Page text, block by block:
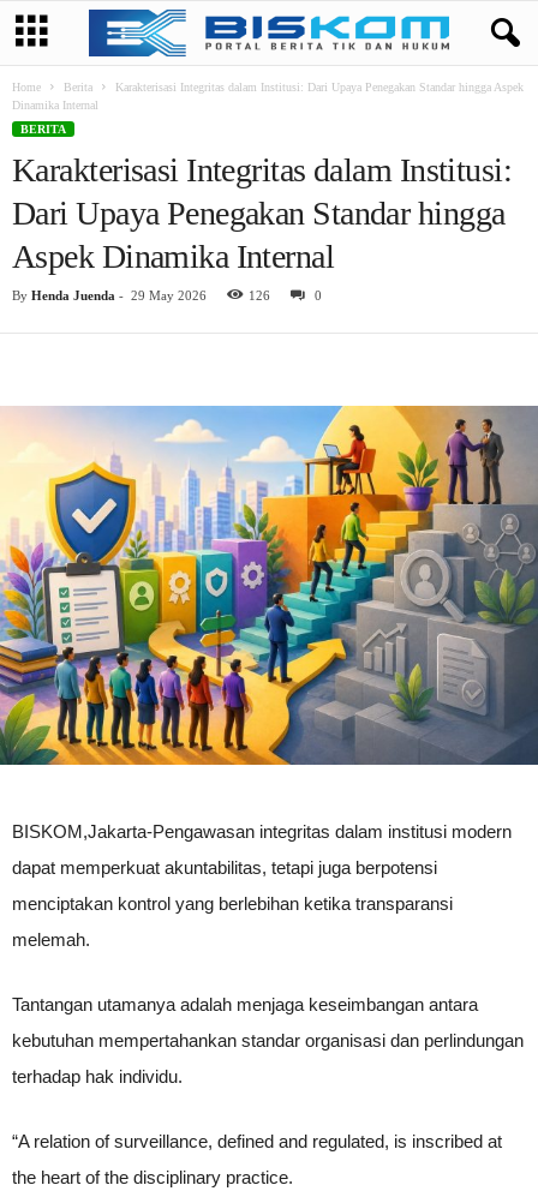
Home Berita
Karakterisasi Integritas dalam Institusi: Dari Upaya Penegakan Standar hingga Aspek
Dinamika Internal
BERITA
Karakterisasi Integritas dalam Institusi:
Dari Upaya Penegakan Standar hingga
Aspek Dinamika Internal
By Henda Juenda - 29 May 2026 126 0
BISKOM,Jakarta-Pengawasan integritas dalam institusi modern
dapat memperkuat akuntabilitas, tetapi juga berpotensi
menciptakan kontrol yang berlebihan ketika transparansi
melemah.
Tantangan utamanya adalah menjaga keseimbangan antara
kebutuhan mempertahankan standar organisasi dan perlindungan
terhadap hak individu.
“A relation of surveillance, defined and regulated, is inscribed at
the heart of the disciplinary practice.